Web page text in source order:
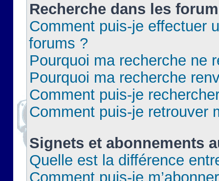
Recherche dans les
Comment puis-je effectuer
forums ?
Pourquoi ma recherche ne
Pourquoi ma recherche
Comment puis-je
Comment puis-je retrouver
Signets et abonnements
Quelle est la différence
Comment puis-je